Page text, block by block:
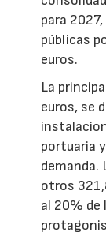
para
públicas
euros.
La
euros, se
portuaria
demanda.
otros
al 20% de